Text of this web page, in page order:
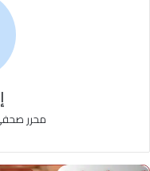
محرر صحفي